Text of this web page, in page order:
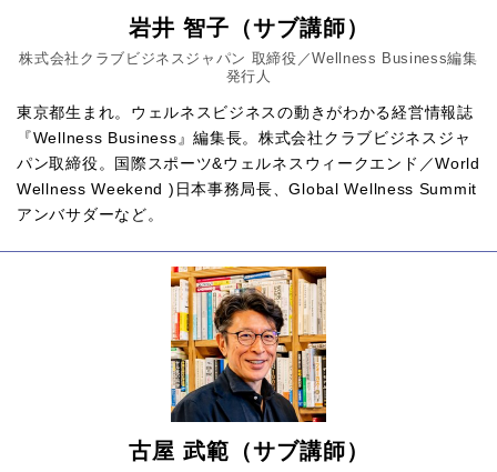
岩井 智子（サブ講師）
株式会社クラブビジネスジャパン 取締役／Wellness Business編集
発行人
東京都生まれ。ウェルネスビジネスの動きがわかる経営情報誌
『Wellness Business』編集長。株式会社クラブビジネスジャ
パン取締役。国際スポーツ&ウェルネスウィークエンド／World
Wellness Weekend )日本事務局長、Global Wellness Summit
アンバサダーなど。
古屋 武範（サブ講師）